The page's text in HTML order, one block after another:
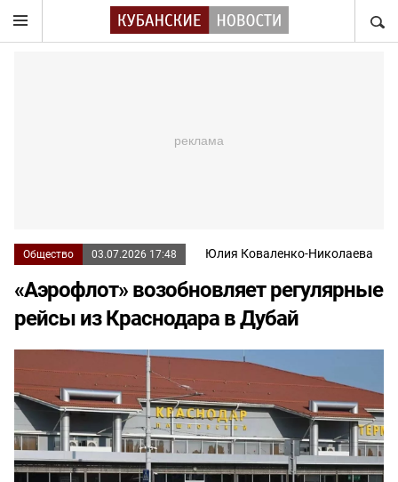
Общество 03.07.2026 17:48 Юлия Коваленко-Николаева
«Аэрофлот» возобновляет регулярные
рейсы из Краснодара в Дубай